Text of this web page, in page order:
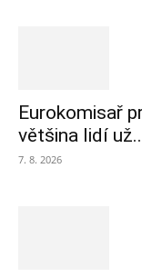
Eurokomisař
většina lidí
7. 8. 2026